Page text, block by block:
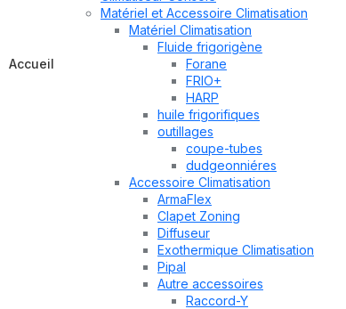
Accueil
Matériel et Accessoire Climatisation
Matériel Climatisation
Fluide frigorigène
Forane
FRIO+
HARP
huile frigorifiques
outillages
coupe-tubes
dudgeonniéres
Accessoire Climatisation
ArmaFlex
Clapet Zoning
Diffuseur
Exothermique Climatisation
Pipal
Autre accessoires
Raccord-Y